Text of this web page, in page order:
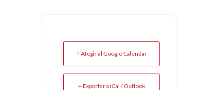
+ Afegir al Google Calendar
+ Exportar a iCal / Outlook